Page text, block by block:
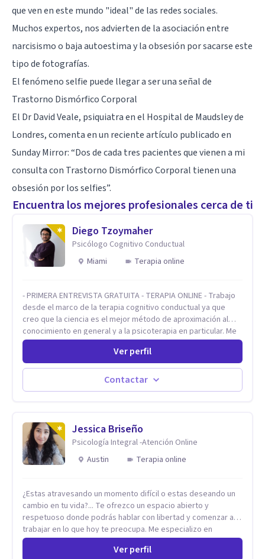
que ven en este mundo "ideal" de las redes sociales.
Muchos expertos, nos advierten de la asociación entre
narcisismoo baja autoestimay la obsesión por sacarse este
tipo de fotografías.
El fenómeno selfie puede llegar a ser una señal de
Trastorno Dismórfico Corporal
El Dr David Veale, psiquiatra en el Hospital de Maudsley de
Londres, comenta en un reciente artículo publicado en
Sunday Mirror: “Dos de cada tres pacientes que vienen a mi
consulta con Trastorno Dismórfico Corporal tienen una
obsesión por los selfies”.
Encuentra los mejores profesionales cerca de ti
Diego Tzoymaher
Psicólogo Cognitivo Conductual
Miami
Terapia online
- PRIMERA ENTREVISTA GRATUITA - TERAPIA ONLINE - Trabajo
desde el marco de la terapia cognitivo conductual ya que
creo que la ciencia es el mejor método de aproximación al
conocimiento en general y a la psicoterapia en particular. Me
interesan los procesos de cambio conductual por los que una
persona pueda alcanzar sus objetivos, transitando,
aceptando y modificando sus patrones cognitivos y
emocionales. Abordo patologías específicas como trastornos
de ansiedad y del ánimo, y también crisis vitales y procesos
Ver perfil
Contactar
Jessica Briseño
Psicología Integral -Atención Online
Austin
Terapia online
¿Estas atravesando un momento difícil o estas deseando un
cambio en tu vida?... Te ofrezco un espacio abierto y
respetuoso donde podrás hablar con libertad y comenzar a
trabajar en lo que hoy te preocupa. Me especializo en
Trastornos de Ansiedad y a lo largo de mi experiencia
profesional he acompañado a muchas Familias y Parejas con
Ver perfil